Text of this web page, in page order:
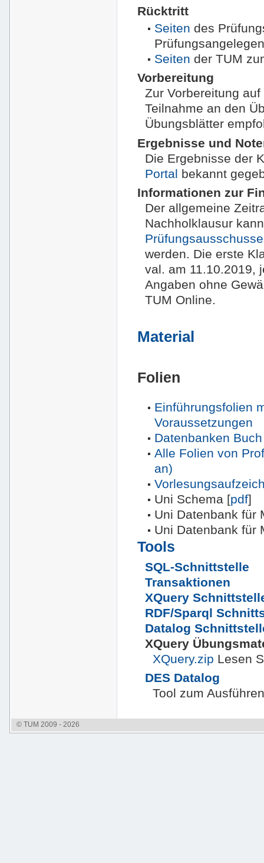
Rücktritt
Seiten des
Seiten der TUM
Vorbereitung
Zur Vorbereitung
Teilnahme an den
Übungsblätter
Ergebnisse und
Die Ergebnisse der
Portal bekannt
Informationen zur
Der allgemeine
Nachholklausur
werden. Die erste
val. am 11.10.2019,
Angaben ohne
TUM Online.
Material
Folien
Einführungsfolien
Voraussetzungen
Datenbanken
Alle Folien von
an)
Uni Schema [pdf]
Uni Datenbank für
Uni Datenbank für
Tools
SQL-Schnittstelle
Transaktionen
XQuery
RDF/Sparql
Datalog
XQuery
XQuery.zip Lesen
DES Datalog
Tool zum
© TUM 2009 - 2026